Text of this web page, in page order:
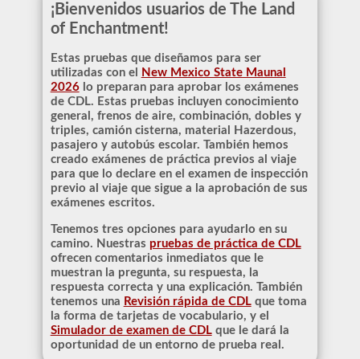
¡Bienvenidos usuarios de The Land
of Enchantment!
Estas pruebas que diseñamos para ser
utilizadas con el
New Mexico State Maunal
2026lo preparan para aprobar los exámenes
de CDL. Estas pruebas incluyen conocimiento
general, frenos de aire, combinación, dobles y
triples, camión cisterna, material Hazerdous,
pasajero y autobús escolar. También hemos
creado exámenes de práctica previos al viaje
para que lo declare en el examen de inspección
previo al viaje que sigue a la aprobación de sus
exámenes escritos.
Tenemos tres opciones para ayudarlo en su
camino. Nuestras pruebas de práctica de CDL
ofrecen comentarios inmediatos que le
muestran la pregunta, su respuesta, la
respuesta correcta y una explicación. También
tenemos una Revisión rápida de CDLque toma
la forma de tarjetas de vocabulario, y el
Simulador de examen de CDLque le dará la
oportunidad de un entorno de prueba real.